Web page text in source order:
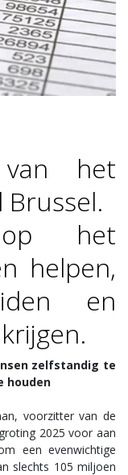
van het
Brussel.
het
helpen,
en
zelfstandig te
houden
voorzitter van de
2025 voor aan
een evenwichtige
slechts 105 miljoen